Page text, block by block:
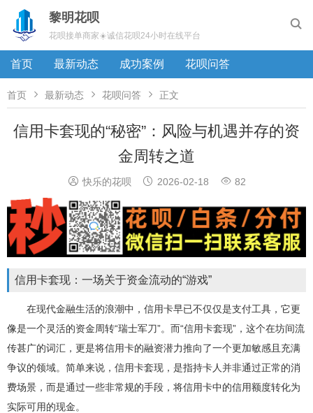

黎明花呗
花呗接单商家☀️诚信花呗24小时在线平台
首页 最新动态 成功案例 花呗问答
首页  最新动态  花呗问答  正文
信用卡套现的“秘密”：风险与机遇并存的资
金周转之道
 快乐的花呗  2026-02-18  82
信用卡套现：一场关于资金流动的“游戏”
在现代金融生活的浪潮中，信用卡早已不仅仅是支付工具，它更
像是一个灵活的资金周转“瑞士军刀”。而“信用卡套现”，这个在坊间流
传甚广的词汇，更是将信用卡的融资潜力推向了一个更加敏感且充满
争议的领域。简单来说，信用卡套现，是指持卡人并非通过正常的消
费场景，而是通过一些非常规的手段，将信用卡中的信用额度转化为
实际可用的现金。